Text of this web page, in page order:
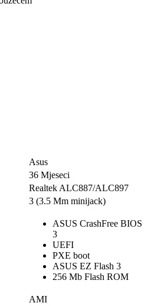
Asus
36 Mjeseci
Realtek ALC887/ALC897
3 (3.5 Mm minijack)
ASUS CrashFree BIOS
3
UEFI
PXE boot
ASUS EZ Flash 3
256 Mb Flash ROM
AMI